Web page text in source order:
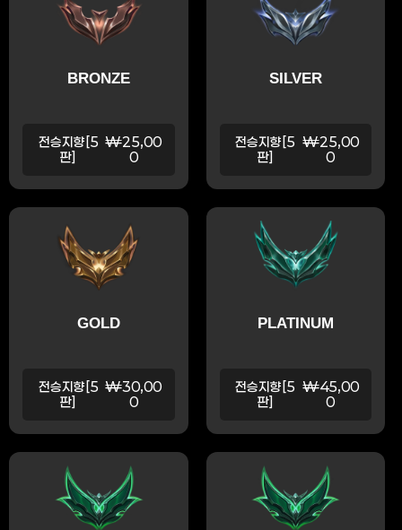
BRONZE
전승지향[5
판]
₩25,00
0
SILVER
전승지향[5
판]
₩25,00
0
GOLD
전승지향[5
판]
₩30,00
0
PLATINUM
전승지향[5
판]
₩45,00
0